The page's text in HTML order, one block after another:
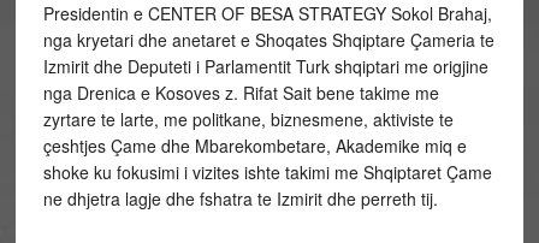
Presidentin e CENTER OF BESA STRATEGY Sokol Brahaj,
nga kryetari dhe anetaret e Shoqates Shqiptare Çameria te
Izmirit dhe Deputeti i Parlamentit Turk shqiptari me origjine
nga Drenica e Kosoves z. Rifat Sait bene takime me
zyrtare te larte, me politkane, biznesmene, aktiviste te
çeshtjes Çame dhe Mbarekombetare, Akademike miq e
shoke ku fokusimi i vizites ishte takimi me Shqiptaret Çame
ne dhjetra lagje dhe fshatra te Izmirit dhe perreth tij.